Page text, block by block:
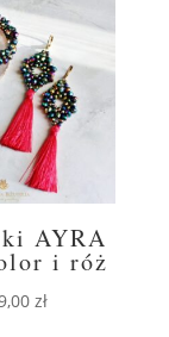
AYRA
i róż
zł